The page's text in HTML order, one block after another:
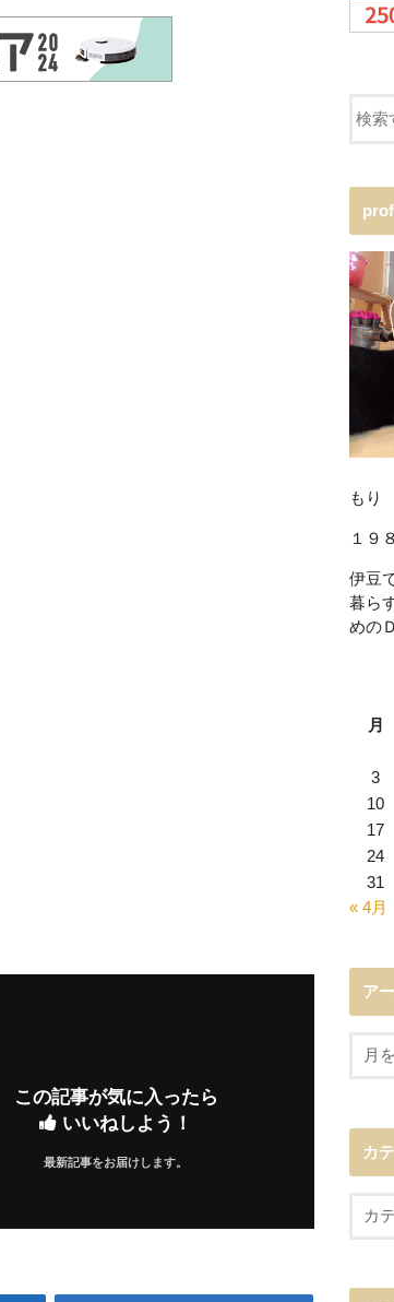
この記事が気に入ったら
いいねしよう！
最新記事をお届けします。
もり
１９
伊豆
暮ら
めの
月
3
10
17
24
31
« 4月
ア
カ